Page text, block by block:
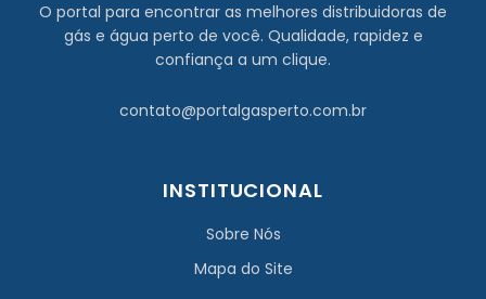
O portal para encontrar as melhores distribuidoras de
gás e água perto de você. Qualidade, rapidez e
confiança a um clique.
contato@portalgasperto.com.br
INSTITUCIONAL
Sobre Nós
Mapa do Site